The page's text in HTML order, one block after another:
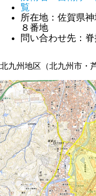
覧
所在地：佐賀県
８番地
問い合わせ先：
北九州地区（北九州市・